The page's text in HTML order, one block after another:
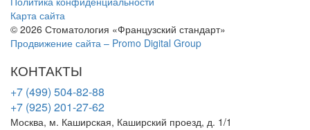
Карта сайта
© 2026 Стоматология «Французский стандарт»
Продвижение сайта – Promo Digital Group
КОНТАКТЫ
+7 (499) 504-82-88
+7 (925) 201-27-62
Москва, м. Каширская, Каширский проезд, д. 1/1